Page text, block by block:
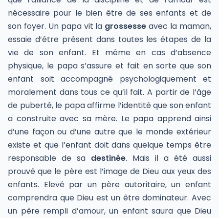
nécessaire pour le bien être de ses enfants et de
son foyer. Un papa vit la grossesse avec la maman,
essaie d’être présent dans toutes les étapes de la
vie de son enfant. Et même en cas d’absence
physique, le papa s’assure et fait en sorte que son
enfant soit accompagné psychologiquement et
moralement dans tous ce qu’il fait. A partir de l’âge
de puberté, le papa affirme l’identité que son enfant
a construite avec sa mère. Le papa apprend ainsi
d’une façon ou d’une autre que le monde extérieur
existe et que l’enfant doit dans quelque temps être
responsable de sa destinée. Mais il a été aussi
prouvé que le père est l’image de Dieu aux yeux des
enfants. Elevé par un père autoritaire, un enfant
comprendra que Dieu est un être dominateur. Avec
un père rempli d’amour, un enfant saura que Dieu